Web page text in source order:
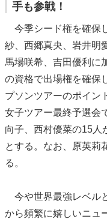
手も参戦！
今季シード権を確保
紗、西郷真央、岩井明
馬場咲希、吉田優利に
の資格で出場権を確保
プソンツアーのポイン
女子ツアー最終予選会
向子、西村優菜の15人
とする。なお、原英莉
る。
今や世界最強レベル
から頻繁に嬉しいニュ